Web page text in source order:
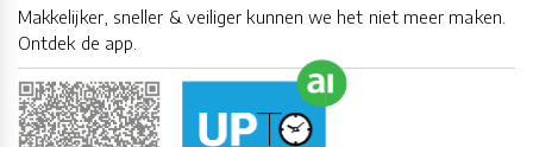
Makkelijker, sneller & veiliger kunnen we het niet meer maken.
Ontdek de app.